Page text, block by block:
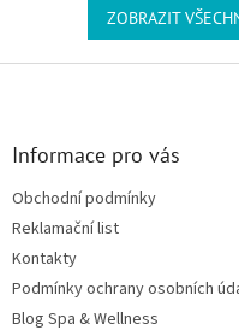
ZOBRAZIT
Informace pro vás
Obchodní podmínky
Reklamační list
Kontakty
Podmínky ochrany osobních
Blog Spa & Wellness